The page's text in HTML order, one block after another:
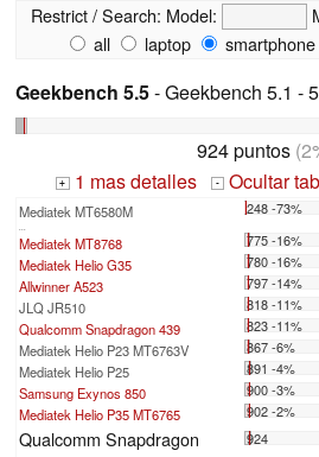
Restrict / Search: Model:
all
laptop smartphone
Geekbench 5.5- Geekbench 5.1 -
924 puntos
+ 1 mas detalles - Ocultar
Mediatek MT6580M 248 -73%
Mediatek MT8768
775 -16%
Mediatek Helio G35
780 -16%
Allwinner A523
797 -14%
JLQ JR510
818 -11%
Qualcomm Snapdragon 439
823 -11%
Mediatek Helio P23 MT6763V
867 -6%
Mediatek Helio P25
891 -4%
Samsung Exynos 850
900 -3%
Mediatek Helio P35 MT6765
902 -2%
Qualcomm Snapdragon
924